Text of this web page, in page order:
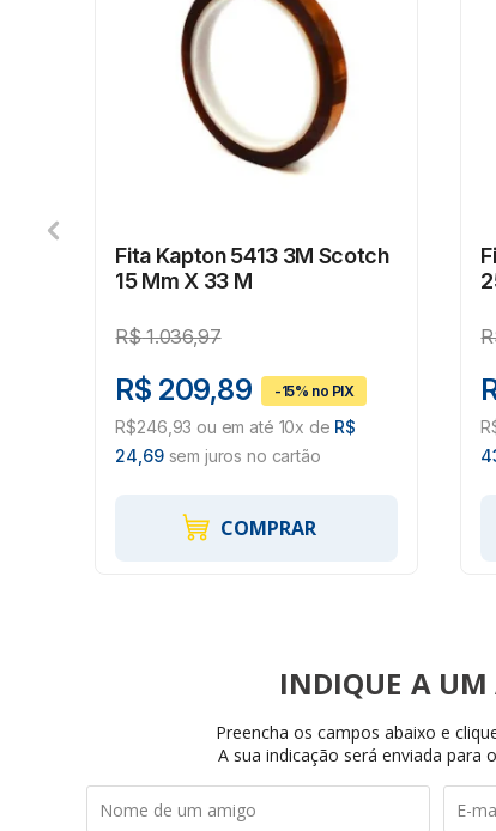
Fita Kapton 5413 3M Scotch
15 Mm X 33 M
R$1.036,97
R$ 209,89
R$246,93 ou em até 10x de R$
24,69sem juros no cartão
COMPRAR
INDIQUE
Preencha os campos abaixo e
A sua indicação será enviada para